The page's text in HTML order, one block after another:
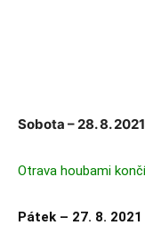
Sobota – 28. 8. 2021
Otrava houbami
Pátek – 27. 8. 2021